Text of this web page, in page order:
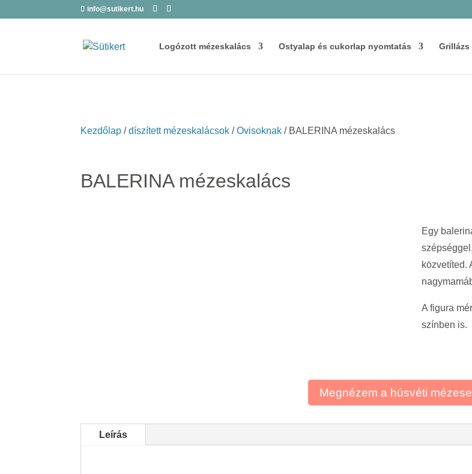
info@sutikert.hu
Logózott mézeskalács Ostyalap és cukorlap nyomtatás Grillázs
Kezdőlap /díszített mézeskalácsok /Ovisoknak / BALERINA mézeskalács
BALERINA mézeskalács
Egy
közvetíted.
A figura
színben is.
Megnézem a húsvéti
Leírás